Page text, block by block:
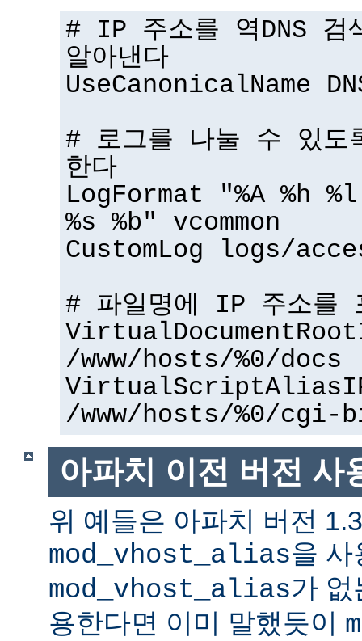
# IP 주소를 역DNS 검
알아낸다
UseCanonicalName
# 로그를 나눌 수 있도
한다
LogFormat "%A %h
%s %b" vcommon
CustomLog logs/
# 파일명에 IP 주소를
/www/hosts/%0/docs
/www/hosts/%0/cgi-
아파치 이전 버전 사
위 예들은 아파치 버전
mod_vhost_alias을 사
mod_vhost_alias가 없
용한다면 이미 말했듯이